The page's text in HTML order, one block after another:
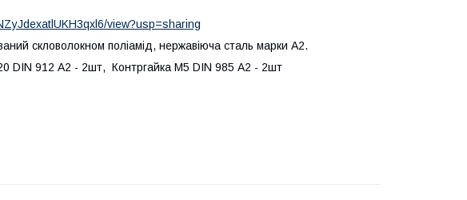
view?usp=sharing
скловолокном поліамід, нержавіюча сталь марки А2.
DIN 912 А2 - 2шт, Контргайка М5 DIN 985 А2 - 2шт